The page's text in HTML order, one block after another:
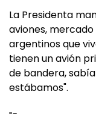
La Presidenta
aviones, mercado
argentinos que
tienen un avión
de bandera,
estábamos".